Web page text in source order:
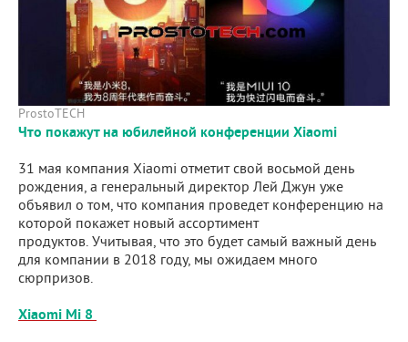
ProstoTECH
Что покажут на юбилейной конференции Xiaomi
31 мая компания Xiaomi отметит свой восьмой день
рождения, а генеральный директор Лей Джун уже
объявил о том, что компания проведет конференцию на
которой покажет новый ассортимент
продуктов. Учитывая, что это будет самый важный день
для компании в 2018 году, мы ожидаем много
сюрпризов.
Xiaomi Mi 8